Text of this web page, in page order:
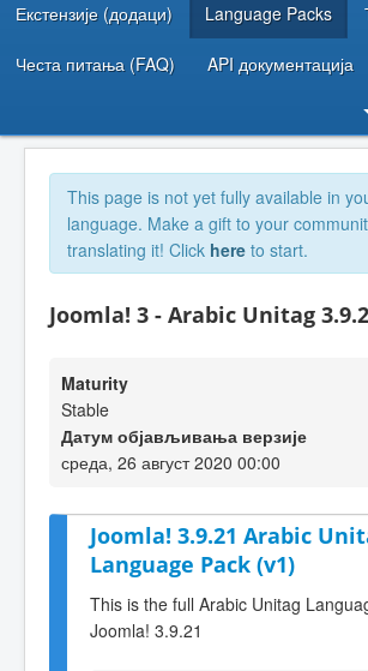
Екстензије (додаци) Language Packs
Честа питања (FAQ) API документација
This page is not yet fully available in
language. Make a gift to your
translating it! Click here to start.
Joomla! 3 - Arabic Unitag
Maturity
Stable
Датум објављивања верзије
среда, 26 август 2020 00:00
Joomla! 3.9.21 Arabic
Language Pack (v1)
This is the full Arabic Unitag
Joomla! 3.9.21